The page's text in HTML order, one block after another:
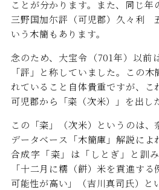
ことが分かります。また、同じ
三野国加尓評（可児郡）久々利
いう木簡もあります。
念のため、大宝令（701年）以前
「評」と称していました。この
れていること自体貴重ですが、こ
可児郡から「粢（次米）」を出し
この「粢」（次米）というのは
データベース「木簡庫」解説によ
合成字「粢」は「しとぎ」と訓
「十二月に糯（餅）米を貢進す
可能性が高い」（吉川真司氏）と